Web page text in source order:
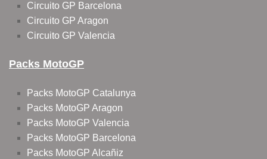
Circuito GP Barcelona
Circuito GP Aragon
Circuito GP Valencia
Packs MotoGP
Packs MotoGP Catalunya
Packs MotoGP Aragon
Packs MotoGP Valencia
Packs MotoGP Barcelona
Packs MotoGP Alcañiz